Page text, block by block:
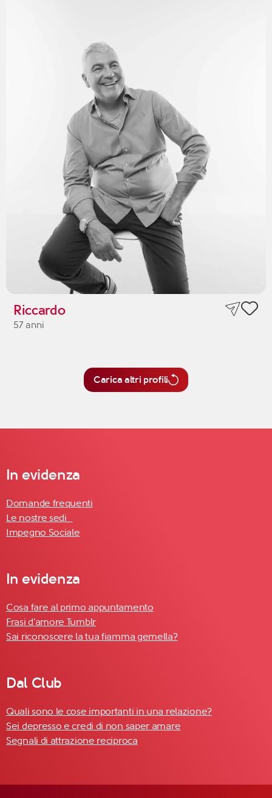
Riccardo
57 anni
Carica altri profili
In evidenza
Domande frequenti
Le nostre sedi
Impegno Sociale
In evidenza
Cosa fare al primo appuntamento
Frasi d'amore Tumblr
Sai riconoscere la tua fiamma gemella?
Dal Club
Quali sono le cose importanti in una relazione?
Sei depresso e credi di non saper amare
Segnali di attrazione reciproca